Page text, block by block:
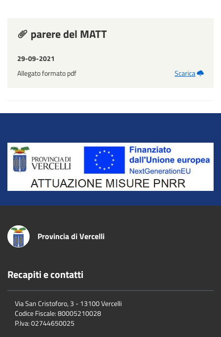
parere del MATT
29-09-2021
Allegato formato pdf
Scarica
Title
Provincia di Vercelli
Recapiti e contatti
Via San Cristoforo, 3 - 13100 Vercelli
Codice Fiscale:80005210028
P.Iva:02744650025